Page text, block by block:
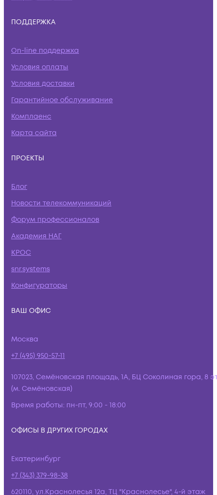
ПОДДЕРЖКА
On-line поддержка
Условия оплаты
Условия доставки
Гарантийное обслуживание
Комплаенс
Карта сайта
ПРОЕКТЫ
Блог
Новости телекоммуникаций
Форум профессионалов
Академия НАГ
КРОС
snr.systems
Конфигураторы
ВАШ ОФИС
Москва
+7 (495) 950-57-11
107023, Семёновская площадь, 1А, БЦ Соколиная гора, 8
(м. Семёновская)
Время работы: пн-пт, 9:00 - 18:00
ОФИСЫ В ДРУГИХ ГОРОДАХ
Екатеринбург
+7 (343) 379-98-38
620110, ул.Краснолесья 12а, ТЦ "Краснолесье", 4-й этаж